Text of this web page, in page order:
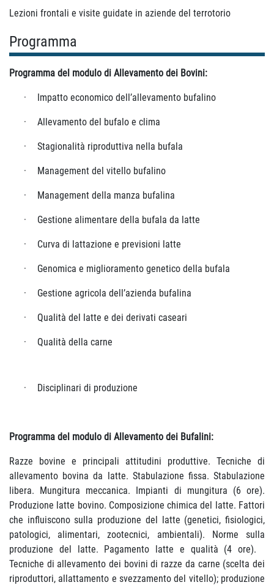
Lezioni frontali e visite guidate in aziende del terrotorio
Programma
Programma del modulo di Allevamento dei Bovini:
· Impatto economico dell’allevamento bufalino
· Allevamento del bufalo e clima
· Stagionalità riproduttiva nella bufala
· Management del vitello bufalino
· Management della manza bufalina
· Gestione alimentare della bufala da latte
· Curva di lattazione e previsioni latte
· Genomica e miglioramento genetico della bufala
· Gestione agricola dell’azienda bufalina
· Qualità del latte e dei derivati caseari
· Qualità della carne
· Disciplinari di produzione
Programma del modulo di Allevamento dei Bufalini:
Razze bovine e principali attitudini produttive. Tecniche di
allevamento bovina da latte. Stabulazione fissa. Stabulazione
libera. Mungitura meccanica. Impianti di mungitura (6 ore).
Produzione latte bovino. Composizione chimica del latte. Fattori
che influiscono sulla produzione del latte (genetici, fisiologici,
patologici, alimentari, zootecnici, ambientali). Norme sulla
produzione del latte. Pagamento latte e qualità (4 ore).
Tecniche di allevamento dei bovini di razze da carne (scelta dei
riproduttori, allattamento e svezzamento del vitello); produzione